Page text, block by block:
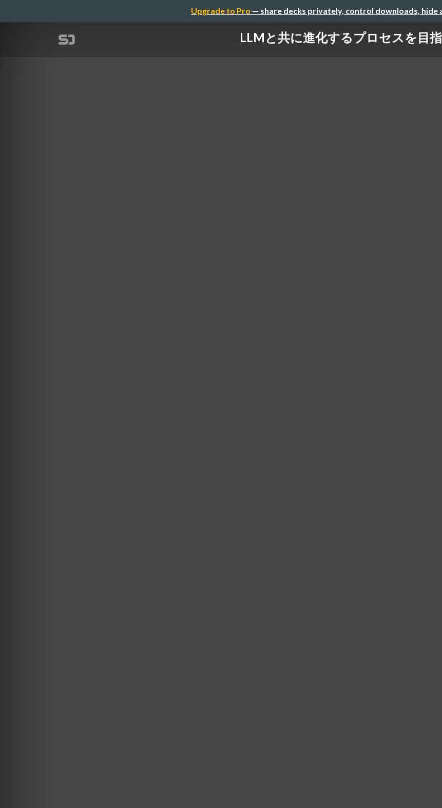
Upgrade to Pro — share decks privately, control downloads, hide
LLMと共に進化するプロセスを目